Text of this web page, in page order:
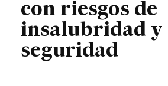
con riesgos de
insalubridad y
seguridad